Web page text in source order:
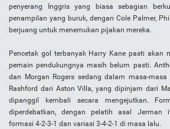
penyerang Inggris yang biasa sebagian
penampilan yang buruk, dengan Cole Palmer,
berjuang untuk menemukan pijakan mereka.
Pencetak gol terbanyak Harry Kane pasti akan
pemain pendukungnya masih belum pasti.
dan Morgan Rogers sedang dalam masa-masa
Rashford dari Aston Villa, yang dipinjam dari
dipanggil kembali secara mengejutkan.
diperdebatkan, dengan pelatih asal Jerman
formasi 4-2-3-1 dan variasi 3-4-2-1 di masa lalu.